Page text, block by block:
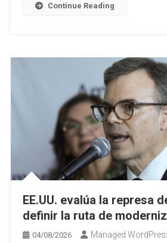
Continue Reading
EE.UU. evalúa la represa
definir la ruta de
04/08/2026 Managed